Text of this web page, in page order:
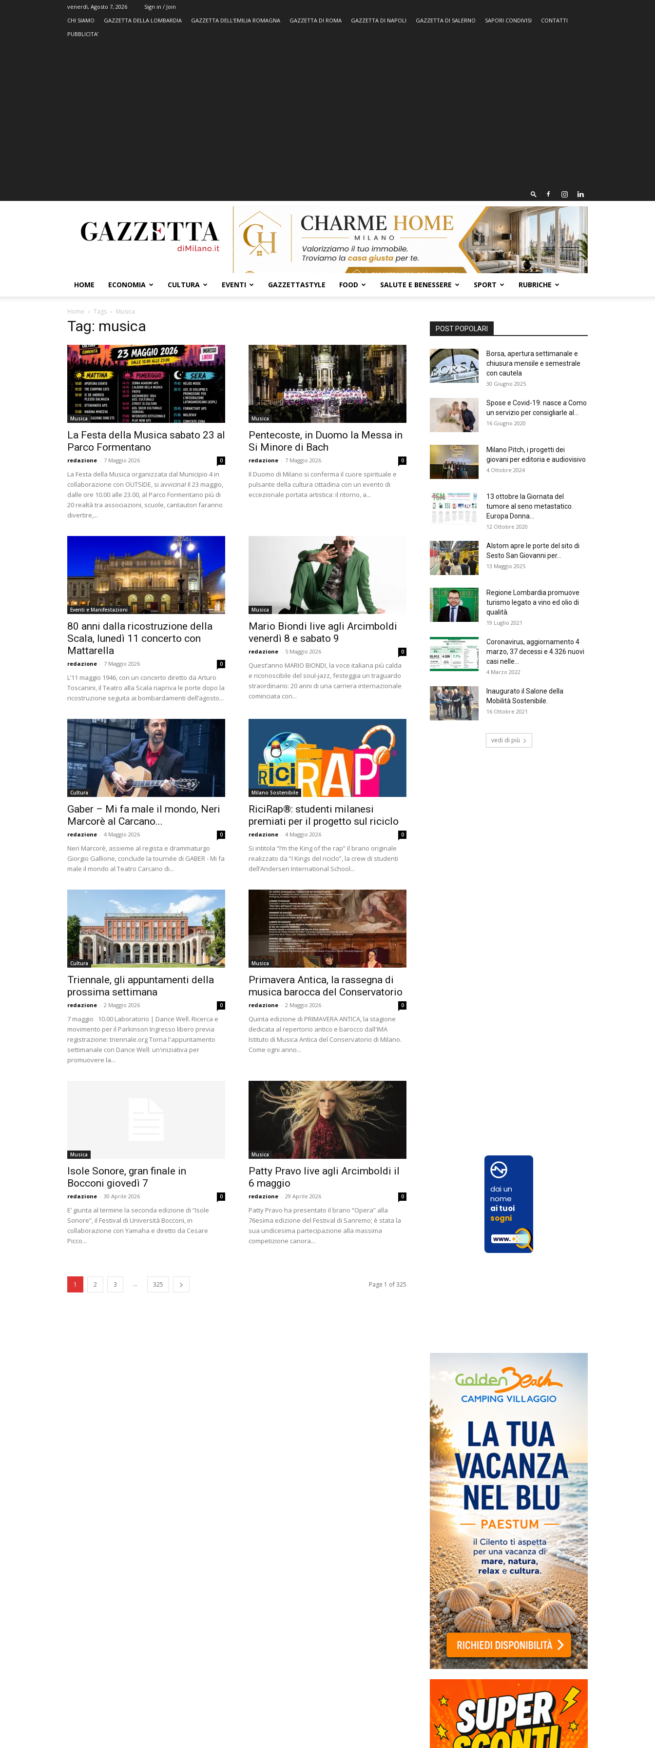
venerdì, Agosto 7, 2026
Sign in / Join
CHI SIAMO
GAZZETTA DELLA LOMBARDIA GAZZETTA DELL’EMILIA ROMAGNA GAZZETTA DI ROMA GAZZETTA DI NAPOLI GAZZETTA DI SALERNO SAPORI CONDIVISI
CONTATTI
PUBBLICITA’
HOME ECONOMIA CULTURA EVENTI GAZZETTASTYLE FOOD SALUTE E BENESSERE SPORT RUBRICHE
Home Tags Musica
Tag: musica
Musica
La Festa della Musica sabato 23 al
Parco Formentano
redazione - 7 Maggio 2026 0
La Festa della Musica organizzata dal Municipio 4 in
collaborazione con OUTSIDE, si avvicina! Il 23 maggio,
dalle ore 10.00 alle 23.00, al Parco Formentano più di
20 realtà tra associazioni, scuole, cantautori faranno
divertire,...
Musica
Pentecoste, in Duomo la Messa in
Si Minore di Bach
redazione - 7 Maggio 2026 0
Il Duomo di Milano si conferma il cuore spirituale e
pulsante della cultura cittadina con un evento di
eccezionale portata artistica: il ritorno, a...
Eventi e Manifestazioni
80 anni dalla ricostruzione della
Scala, lunedì 11 concerto con
Mattarella
redazione - 7 Maggio 2026 0
L’11 maggio 1946, con un concerto diretto da Arturo
Toscanini, il Teatro alla Scala riapriva le porte dopo la
ricostruzione seguita ai bombardamenti dell’agosto...
Musica
Mario Biondi live agli Arcimboldi
venerdì 8 e sabato 9
redazione - 5 Maggio 2026 0
Quest’anno MARIO BIONDI, la voce italiana più calda
e riconoscibile del soul-jazz, festeggia un traguardo
straordinario: 20 anni di una carriera internazionale
cominciata con...
Cultura
Gaber – Mi fa male il mondo, Neri
Marcorè al Carcano...
redazione - 4 Maggio 2026 0
Neri Marcorè, assieme al regista e drammaturgo
Giorgio Gallione, conclude la tournée di GABER - Mi fa
male il mondo al Teatro Carcano di...
Milano Sostenibile
RiciRap®: studenti milanesi
premiati per il progetto sul riciclo
redazione - 4 Maggio 2026 0
Si intitola “I’m the King of the rap” il brano originale
realizzato da “I Kings del riciclo”, la crew di studenti
dell’Andersen International School...
Cultura
Triennale, gli appuntamenti della
prossima settimana
redazione - 2 Maggio 2026 0
7 maggio 10.00 Laboratorio | Dance Well. Ricerca e
movimento per il Parkinson Ingresso libero previa
registrazione: triennale.org Torna l'appuntamento
settimanale con Dance Well: un'iniziativa per
promuovere la...
Musica
Primavera Antica, la rassegna di
musica barocca del Conservatorio
redazione - 2 Maggio 2026 0
Quinta edizione di PRIMAVERA ANTICA, la stagione
dedicata al repertorio antico e barocco dall'IMA
Istituto di Musica Antica del Conservatorio di Milano.
Come ogni anno...
Musica
Isole Sonore, gran finale in
Bocconi giovedì 7
redazione - 30 Aprile 2026 0
E’ giunta al termine la seconda edizione di “Isole
Sonore”, il Festival di Università Bocconi, in
collaborazione con Yamaha e diretto da Cesare
Picco...
Musica
Patty Pravo live agli Arcimboldi il
6 maggio
redazione - 29 Aprile 2026 0
Patty Pravo ha presentato il brano “Opera” alla
76esima edizione del Festival di Sanremo; è stata la
sua undicesima partecipazione alla massima
competizione canora...
1 2 3 ... 325 Page 1 of 325
POST POPOLARI
Borsa, apertura settimanale e
chiusura mensile e semestrale
con cautela
30 Giugno 2025
Spose e Covid-19: nasce a Como
un servizio per consigliarle al...
16 Giugno 2020
Milano Pitch, i progetti dei
giovani per editoria e audiovisivo
4 Ottobre 2024
13 ottobre la Giornata del
tumore al seno metastatico.
Europa Donna...
12 Ottobre 2020
Alstom apre le porte del sito di
Sesto San Giovanni per...
13 Maggio 2025
Regione Lombardia promuove
turismo legato a vino ed olio di
qualità.
19 Luglio 2021
Coronavirus, aggiornamento 4
marzo, 37 decessi e 4.326 nuovi
casi nelle...
4 Marzo 2022
Inaugurato il Salone della
Mobilità Sostenibile.
16 Ottobre 2021
vedi di più